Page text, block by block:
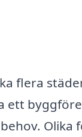
flera
ett
Olika